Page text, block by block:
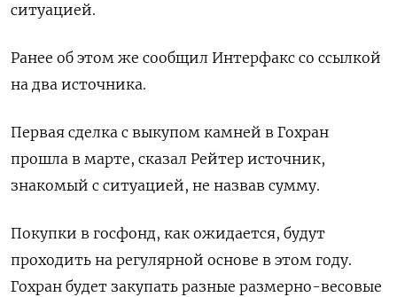
ситуацией.
Ранее об этом же сообщил Интерфакс со ссылкой
на два источника.
Первая сделка с выкупом камней в Гохран
прошла в марте, сказал Рейтер источник,
знакомый с ситуацией, не назвав сумму.
Покупки в госфонд, как ожидается, будут
проходить на регулярной основе в этом году.
Гохран будет закупать разные размерно-весовые